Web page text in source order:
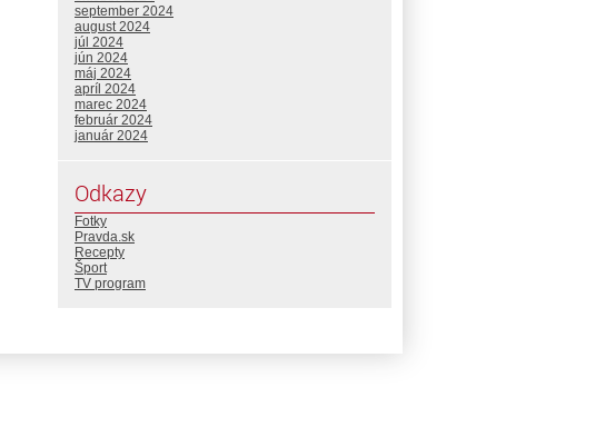
september 2024
august 2024
júl 2024
jún 2024
máj 2024
apríl 2024
marec 2024
február 2024
január 2024
Odkazy
Fotky
Pravda.sk
Recepty
Šport
TV program